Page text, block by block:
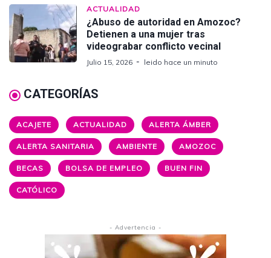
ACTUALIDAD
¿Abuso de autoridad en Amozoc?
Detienen a una mujer tras
videograbar conflicto vecinal
Julio 15, 2026 leido hace un minuto
CATEGORÍAS
ACAJETE ACTUALIDAD ALERTA ÁMBER
ALERTA SANITARIA AMBIENTE AMOZOC
BECAS BOLSA DE EMPLEO BUEN FIN
CATÓLICO
- Advertencia -